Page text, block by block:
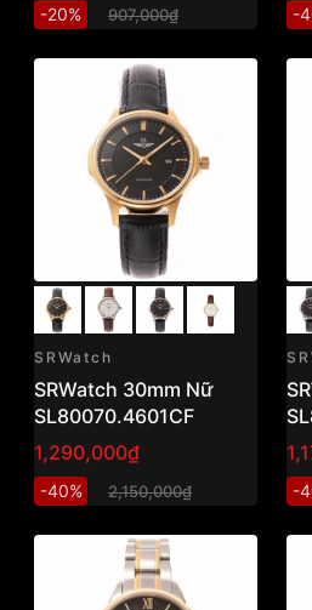
-20% 907,000₫ -
SRWatch
SRWatch 30mm Nữ
SL80070.4601CF
1,290,000₫
-40% 2,150,000₫ -